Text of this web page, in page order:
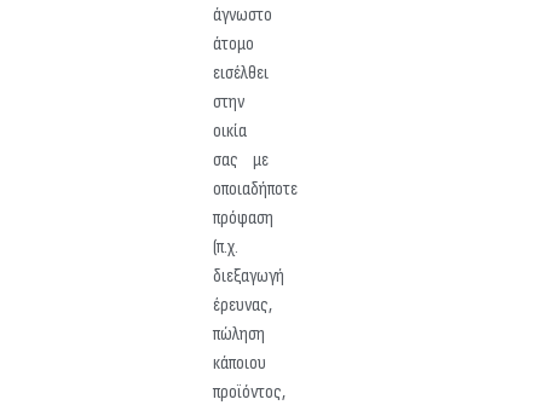
άγνωστο
άτομο
εισέλθει
στην
οικία
σας με
οποιαδήποτε
πρόφαση
(π.χ.
διεξαγωγή
έρευνας,
πώληση
κάποιου
προϊόντος,